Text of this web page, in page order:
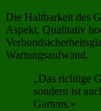
Die Haltbarkeit des
Aspekt. Qualitativ
Wartungsaufwand.
„Das richtige
sondern ist
Gartens.»